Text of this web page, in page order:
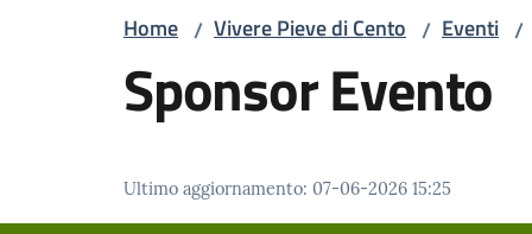
Home / Vivere Pieve di Cento / Eventi /
Sponsor Evento
Ultimo aggiornamento: 07-06-2026 15:25